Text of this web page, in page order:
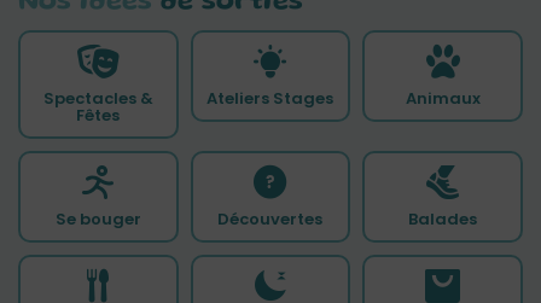
Spectacles &
Fêtes
Ateliers Stages Animaux
Se bouger Découvertes Balades